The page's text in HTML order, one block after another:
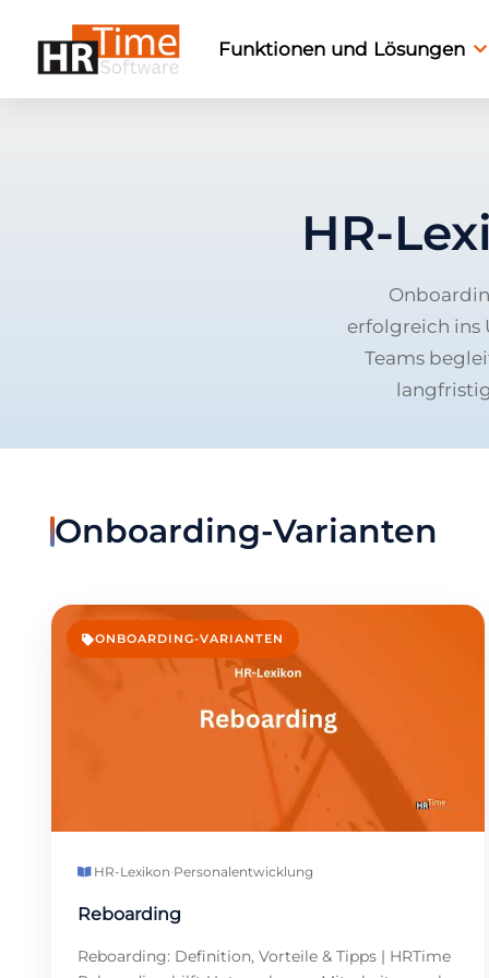
Funktionen und Lösungen
HR-
erfolgreich ins
Teams
Onboarding-Varianten
ONBOARDING-VARIANTEN
HR-Lexikon·Personalentwicklung
Reboarding
Reboarding: Definition, Vorteile & Tipps | HRTime